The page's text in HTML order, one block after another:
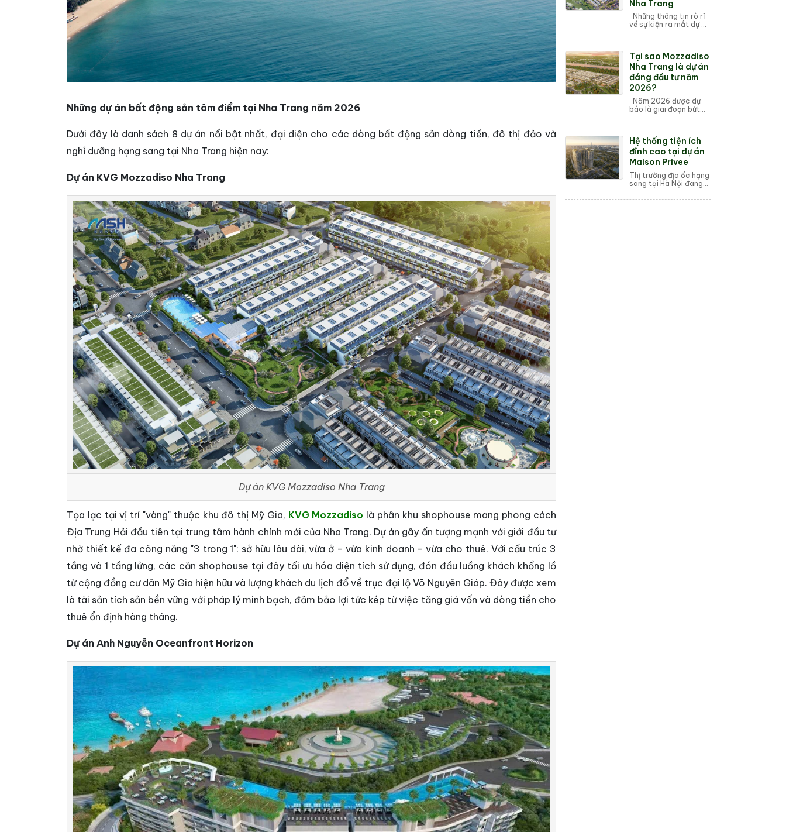
Những dự án bất động sản tâm điểm tại Nha Trang năm 2026
Dưới đây là danh sách 8 dự án nổi bật nhất, đại diện cho các dòng bất động sản dòng tiền, đô thị đảo và
nghỉ dưỡng hạng sang tại Nha Trang hiện nay:
Dự án KVG Mozzadiso Nha Trang
Dự án KVG Mozzadiso Nha Trang
Tọa lạc tại vị trí "vàng" thuộc khu đô thị Mỹ Gia, KVG Mozzadiso là phân khu shophouse mang phong cách
Địa Trung Hải đầu tiên tại trung tâm hành chính mới của Nha Trang. Dự án gây ấn tượng mạnh với giới đầu tư
nhờ thiết kế đa công năng "3 trong 1": sở hữu lâu dài, vừa ở - vừa kinh doanh - vừa cho thuê. Với cấu trúc 3
tầng và 1 tầng lửng, các căn shophouse tại đây tối ưu hóa diện tích sử dụng, đón đầu luồng khách khổng lồ
từ cộng đồng cư dân Mỹ Gia hiện hữu và lượng khách du lịch đổ về trục đại lộ Võ Nguyên Giáp. Đây được xem
là tài sản tích sản bền vững với pháp lý minh bạch, đảm bảo lợi tức kép từ việc tăng giá vốn và dòng tiền cho
thuê ổn định hàng tháng.
Dự án Anh Nguyễn Oceanfront Horizon
Nha Trang
Những thông tin rò rỉ
về sự kiện ra mắt dự án
tổ chức vào ngày
Quinter Central Nha
Trang, 86/4 Trần Phú...
Tại sao Mozzadiso
Nha Trang là dự án
đáng đầu tư năm
2026?
Năm 2026 được dự
báo là giai đoạn bứt
trường bất động sản
án hạ tầng trọng điểm
đi vào vận hành. ...
Hệ thống tiện ích
đỉnh cao tại dự án
Maison Privee
Thị trường địa ốc hạng
sang tại Hà Nội đang
khác biệt khi định